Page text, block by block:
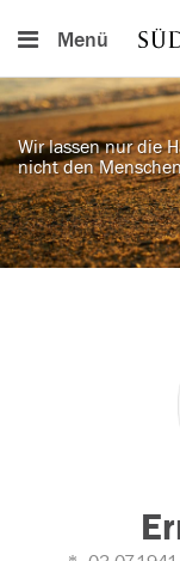
Menü
Wir lassen nur die
nicht den